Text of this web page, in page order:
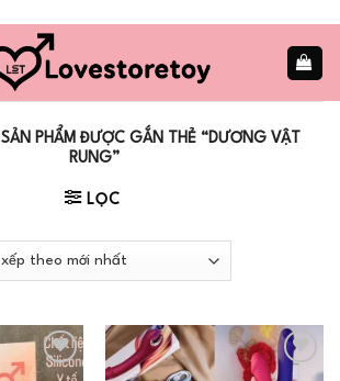
SẢN PHẨM ĐƯỢC GẮN THẺ “DƯƠNG VẬT
RUNG”
LỌC